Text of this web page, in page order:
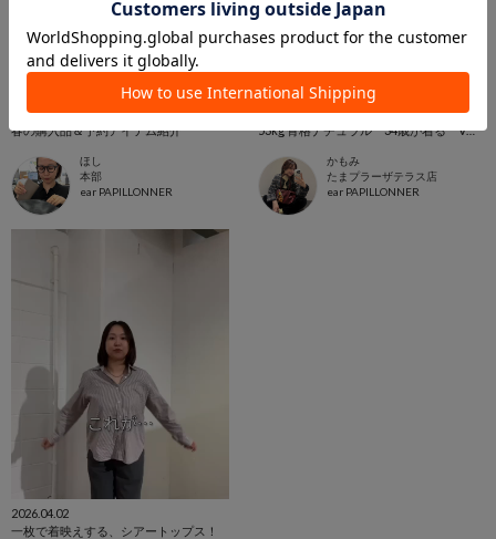
2026.04.14
春の購入品＆予約アイテム紹介
ほし
本部
ear PAPILLONNER
2026.04.04
53kg 骨格ナチュラル 34歳が着る Vネックリブカーディガン
かもみ
たまプラーザテラス店
ear PAPILLONNER
2026.04.02
一枚で着映えする、シアートップス！